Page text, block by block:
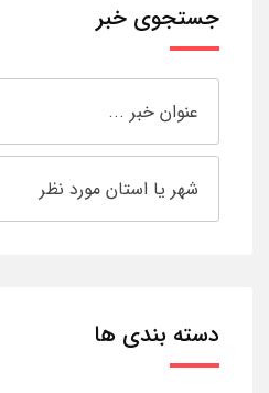
جستجوی خبر
دسته بندی ها